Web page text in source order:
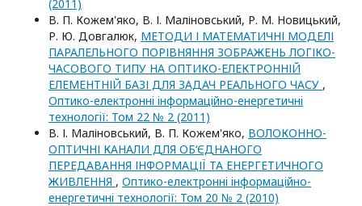
(2011)
В. П. Кожем'яко, В. І. Маліновський, Р. М. Новицький,
Р. Ю. Довгалюк, МЕТОДИ І МАТЕМАТИЧНІ МОДЕЛІ
ПАРАЛЕЛЬНОГО ПОРІВНЯННЯ ЗОБРАЖЕНЬ ЛОГІКО-
ЧАСОВОГО ТИПУ НА ОПТИКО-ЕЛЕКТРОННІЙ
ЕЛЕМЕНТНІЙ БАЗІ ДЛЯ ЗАДАЧ РЕАЛЬНОГО ЧАСУ ,
Оптико-електроннi iнформацiйно-енергетичнi
технологiї: Том 22 № 2 (2011)
В. І. Маліновський, В. П. Кожем'яко, ВОЛОКОННО-
ОПТИЧНІ КАНАЛИ ДЛЯ ОБ‘ЄДНАНОГО
ПЕРЕДАВАННЯ ІНФОРМАЦІЇ ТА ЕНЕРГЕТИЧНОГО
ЖИВЛЕННЯ , Оптико-електроннi iнформацiйно-
енергетичнi технологiї: Том 20 № 2 (2010)